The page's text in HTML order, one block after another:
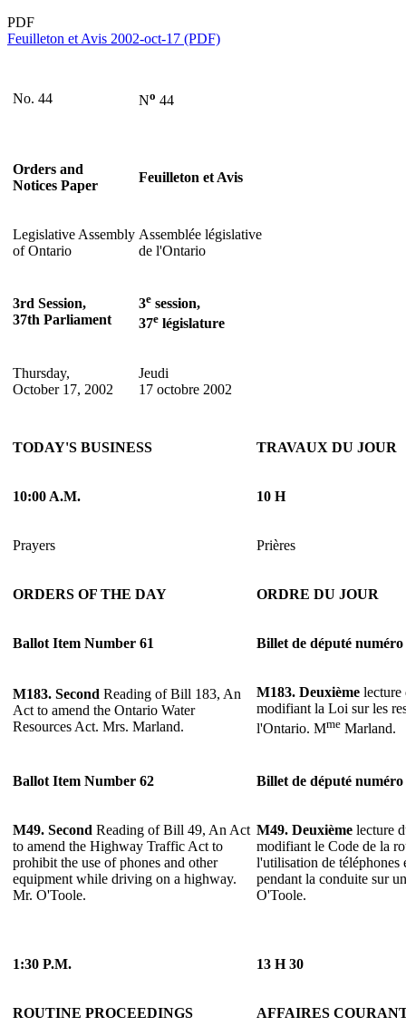
PDF
Feuilleton et Avis 2002-oct-17 (PDF)
No. 44 No 44
Orders and
Notices Paper
Feuilleton et Avis
Legislative Assembly
of Ontario
Assemblée législative
de l'Ontario
3rd Session,
37th Parliament
3e session,
37e législature
Thursday,
October 17, 2002
Jeudi
17 octobre 2002
TODAY'S BUSINESS TRAVAUX DU JOUR
10:00 A.M. 10 H
Prayers Prières
ORDERS OF THE DAY ORDRE DU JOUR
Ballot Item Number 61 Billet de député numéro
M183. Second Reading of Bill 183, An
Act to amend the Ontario Water
Resources Act. Mrs. Marland.
M183. Deuxième
modifiant la Loi sur les
l'Ontario. Mme Marland.
Ballot Item Number 62 Billet de député numéro
M49. Second Reading of Bill 49, An Act
to amend the Highway Traffic Act to
prohibit the use of phones and other
equipment while driving on a highway.
Mr. O'Toole.
M49. Deuxième lecture
modifiant le Code de la
l'utilisation de téléphones
pendant la conduite sur
O'Toole.
1:30 P.M. 13 H 30
ROUTINE PROCEEDINGS AFFAIRES